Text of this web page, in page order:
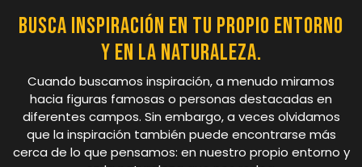
Busca inspiración en tu propio entorno
y en la naturaleza.
Cuando buscamos inspiración, a menudo miramos
hacia figuras famosas o personas destacadas en
diferentes campos. Sin embargo, a veces olvidamos
que la inspiración también puede encontrarse más
cerca de lo que pensamos: en nuestro propio entorno y